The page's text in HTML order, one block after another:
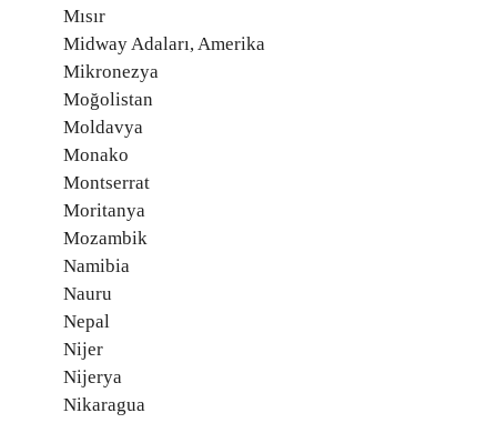
Mısır
Midway Adaları, Amerika
Mikronezya
Moğolistan
Moldavya
Monako
Montserrat
Moritanya
Mozambik
Namibia
Nauru
Nepal
Nijer
Nijerya
Nikaragua